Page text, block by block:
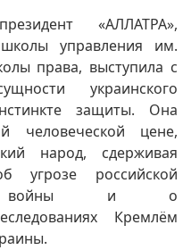
«АЛЛАТРА»,
управления им.
права, выступила с
украинского
защиты. Она
человеческой цене,
народ, сдерживая
угрозе российской
войны и о
Кремлём